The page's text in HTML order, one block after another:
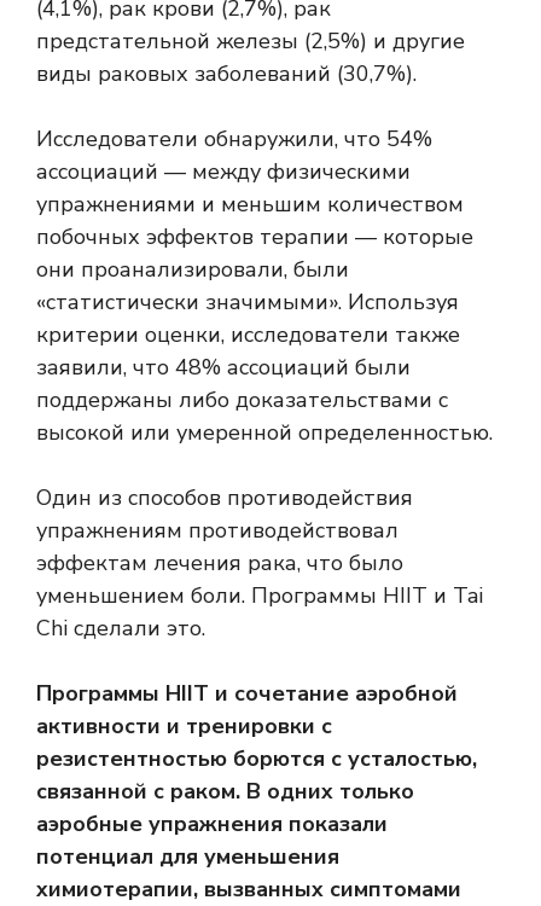
(4,1%), рак крови (2,7%), рак
предстательной железы (2,5%) и другие
виды раковых заболеваний (30,7%).
Исследователи обнаружили, что 54% ​​
ассоциаций — между физическими
упражнениями и меньшим количеством
побочных эффектов терапии — которые
они проанализировали, были
«статистически значимыми». Используя
критерии оценки, исследователи также
заявили, что 48% ассоциаций были
поддержаны либо доказательствами с
высокой или умеренной определенностью.
Один из способов противодействия
упражнениям противодействовал
эффектам лечения рака, что было
уменьшением боли. Программы HIIT и Tai
Chi сделали это.
Программы HIIT и сочетание аэробной
активности и тренировки с
резистентностью борются с усталостью,
связанной с раком. В одних только
аэробные упражнения показали
потенциал для уменьшения
химиотерапии, вызванных симптомами